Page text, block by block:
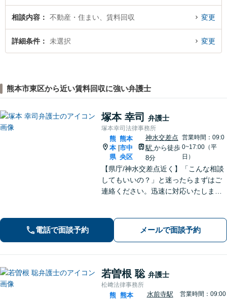
相談内容 不動産・住まい、賃料回収 変更
詳細条件 未選択 変更
熊本市東区から近い賃料回収に強い弁護士
塚本 幸司 弁護士
塚本幸司法律事務所
熊
本
県
|
熊本
市中
央区
神水交差点
駅 から徒歩
8分
営業時間：09:0
0~17:00（平
日）
【県庁/神水交差点近く】「こんな相談
してもいいの？」と迷ったらまずはご
連絡ください。迅速に対応いたしま
い。
電話で面談予約 メールで面談予約
若曽根 聡 弁護士
松﨑法律事務所
熊 熊本 水前寺駅
営業時間：09:00